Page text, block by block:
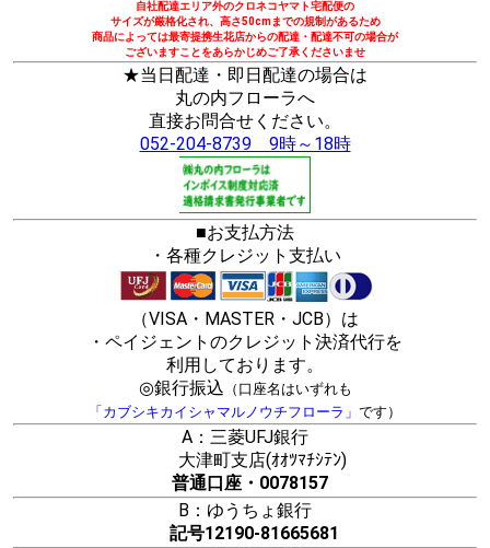
自社配達エリア外のクロネコヤマト宅配便の
サイズが厳格化され、高さ50cmまでの規制があるため
商品によっては最寄提携生花店からの配達・配達不可の場合が
ございますことをあらかじめご了承くださいませ
★当日配達・即日配達の場合は
丸の内フローラへ
直接お問合せください。
052-204-8739 9時～18時
■お支払方法
・各種クレジット支払い
（VISA・MASTER・JCB）は
・ペイジェントのクレジット決済代行を
利用しております。
◎銀行振込 （口座名はいずれも
「カブシキカイシャマルノウチフローラ」 です）
A：三菱UFJ銀行
大津町支店(ｵｵﾂﾏﾁｼﾃﾝ)
普通口座・0078157
B：ゆうちょ銀行
記号12190-81665681